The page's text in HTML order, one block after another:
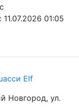
01:05
Elf
Новгород, ул.